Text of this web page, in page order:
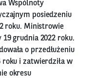
Wspólnoty
posiedzeniu
roku. Ministrowie
grudnia 2022 roku.
o przedłużeniu
roku i zatwierdziła w
okresu